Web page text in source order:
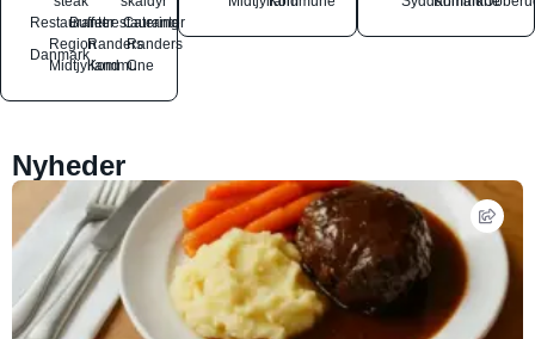
Restauranter
Buffetrestauranter
Catering
Danmark
Region
Midtjylland
Randers
Kommune
Randers
C
Nyheder